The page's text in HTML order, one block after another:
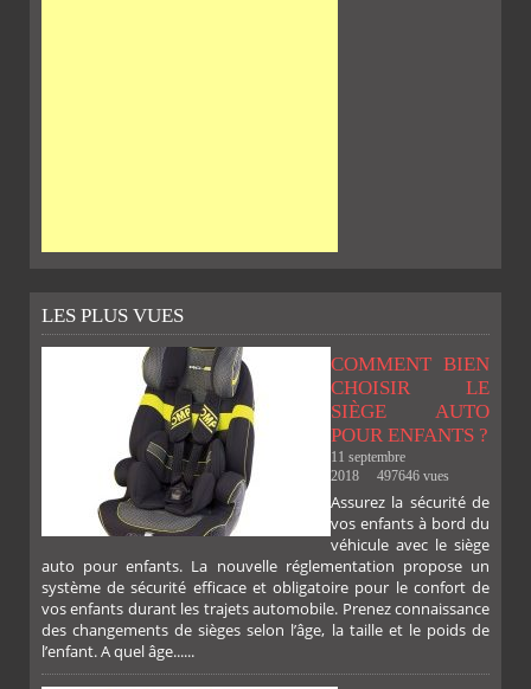
LES PLUS VUES
COMMENT BIEN
CHOISIR LE
SIÈGE AUTO
POUR ENFANTS ?
11 septembre
2018
497646 vues
Assurez la sécurité de
vos enfants à bord du
véhicule avec le siège
auto pour enfants. La nouvelle réglementation propose un
système de sécurité efficace et obligatoire pour le confort de
vos enfants durant les trajets automobile. Prenez connaissance
des changements de sièges selon l’âge, la taille et le poids de
l’enfant. A quel âge......